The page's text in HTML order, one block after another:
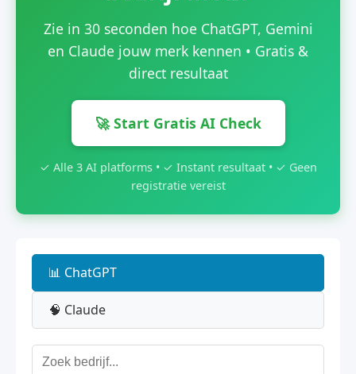
Zie in 30 seconden hoe ChatGPT, Gemini
en Claude jouw merk kennen • Gratis &
direct resultaat
🚀 Start Gratis AI Check
✓ Alle 3 AI platforms • ✓ Instant resultaat • ✓ Geen
registratie vereist
📊 ChatGPT
🧠 Claude